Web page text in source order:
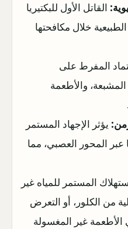
القاتل الأول للبكتيريا
خلال مكافحتها
المفرط على
والأطعمة
يؤثر الإجهاد المستمر
عبر المحور العصبي، مما
المستمر للمياه غير
من الكلور، أو التعرض
غير المغسولة